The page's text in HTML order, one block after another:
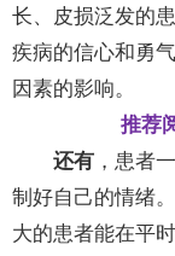
长、皮损泛发的
疾病的信心和勇
因素的影响。
推荐
还有 ，患者
制好自己的情绪
大的患者能在平